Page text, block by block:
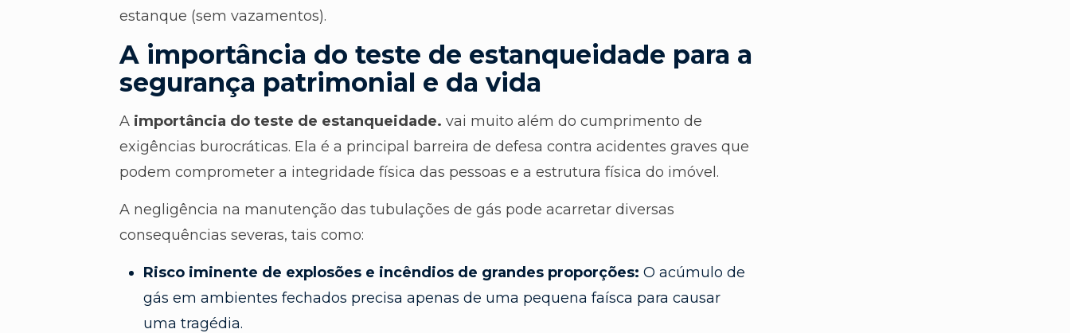
estanque (sem vazamentos).
A importância do teste de estanqueidade para a
segurança patrimonial e da vida
A importância do teste de estanqueidade. vai muito além do cumprimento de
exigências burocráticas. Ela é a principal barreira de defesa contra acidentes graves que
podem comprometer a integridade física das pessoas e a estrutura física do imóvel.
A negligência na manutenção das tubulações de gás pode acarretar diversas
consequências severas, tais como:
Risco iminente de explosões e incêndios de grandes proporções: O acúmulo de
gás em ambientes fechados precisa apenas de uma pequena faísca para causar
uma tragédia.